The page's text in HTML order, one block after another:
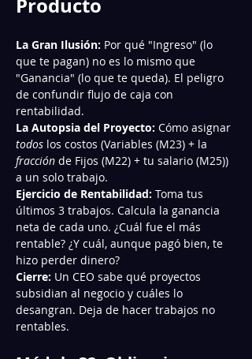
Producto
La Gran Ilusión: Por qué "Ingreso" (lo
que te pagan) no es lo mismo que
"Ganancia" (lo que te queda). El peligro
de confundir flujo de caja con
rentabilidad.
La Autopsia del Proyecto: Cómo asignar
todos los costos (Variables (M23) + la
fracción de Fijos (M22) + tu salario (M25))
a un solo trabajo.
Ejercicio de Rentabilidad: Toma tus
últimos 3 trabajos. Calcula la ganancia
neta de cada uno. ¿Cuál fue el más
rentable? ¿Y cuál, aunque pagó bien, te
hizo perder dinero?
Cierre: Un CEO sabe qué proyectos
subsidian al negocio y cuáles lo
desangran. Deja de hacer trabajos no
rentables.